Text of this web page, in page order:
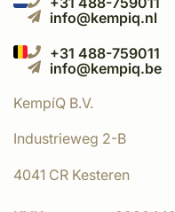
info@kempiq.nl
+31 488-759011
info@kempiq.be
KempíQ B.V.
Industrieweg 2-B
4041 CR Kesteren